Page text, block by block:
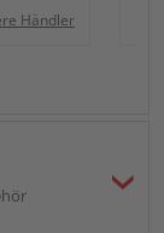
Händler